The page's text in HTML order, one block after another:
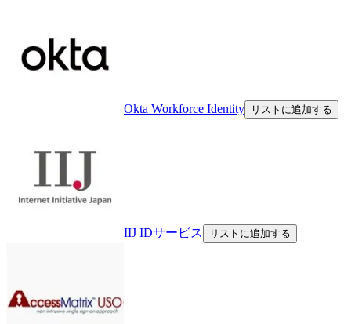
Okta Workforce Identity リストに追加する
IIJ IDサービス リストに追加する